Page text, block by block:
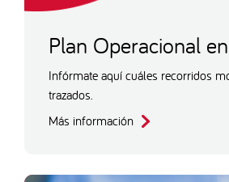
Plan Operacional
Infórmate aquí cuáles recorridos
trazados.
Más información